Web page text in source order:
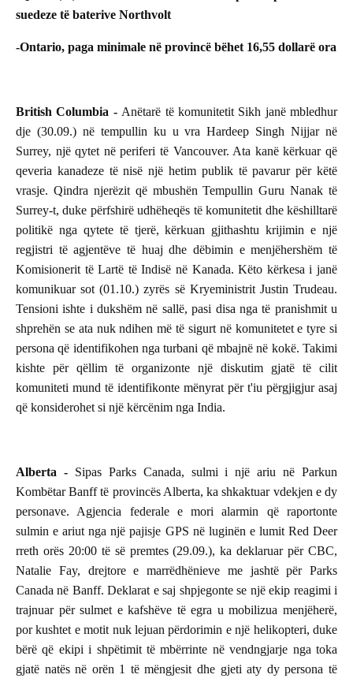
suedeze të baterive Northvolt
-Ontario, paga minimale në provincë bëhet 16,55 dollarë ora
British Columbia - Anëtarë të komunitetit Sikh janë mbledhur
dje (30.09.) në tempullin ku u vra Hardeep Singh Nijjar në
Surrey, një qytet në periferi të Vancouver. Ata kanë kërkuar që
qeveria kanadeze të nisë një hetim publik të pavarur për këtë
vrasje. Qindra njerëzit që mbushën Tempullin Guru Nanak të
Surrey-t, duke përfshirë udhëheqës të komunitetit dhe këshilltarë
politikë nga qytete të tjerë, kërkuan gjithashtu krijimin e një
regjistri të agjentëve të huaj dhe dëbimin e menjëhershëm të
Komisionerit të Lartë të Indisë në Kanada. Këto kërkesa i janë
komunikuar sot (01.10.) zyrës së Kryeministrit Justin Trudeau.
Tensioni ishte i dukshëm në sallë, pasi disa nga të pranishmit u
shprehën se ata nuk ndihen më të sigurt në komunitetet e tyre si
persona që identifikohen nga turbani që mbajnë në kokë. Takimi
kishte për qëllim të organizonte një diskutim gjatë të cilit
komuniteti mund të identifikonte mënyrat për t'iu përgjigjur asaj
që konsiderohet si një kërcënim nga India.
Alberta -Sipas Parks Canada, sulmi i një ariu në Parkun
Kombëtar Banff të provincës Alberta, ka shkaktuar vdekjen e dy
personave. Agjencia federale e mori alarmin që raportonte
sulmin e ariut nga një pajisje GPS në luginën e lumit Red Deer
rreth orës 20:00 të së premtes (29.09.), ka deklaruar për CBC,
Natalie Fay, drejtore e marrëdhënieve me jashtë për Parks
Canada në Banff. Deklarat e saj shpjegonte se një ekip reagimi i
trajnuar për sulmet e kafshëve të egra u mobilizua menjëherë,
por kushtet e motit nuk lejuan përdorimin e një helikopteri, duke
bërë që ekipi i shpëtimit të mbërrinte në vendngjarje nga toka
gjatë natës në orën 1 të mëngjesit dhe gjeti aty dy persona të